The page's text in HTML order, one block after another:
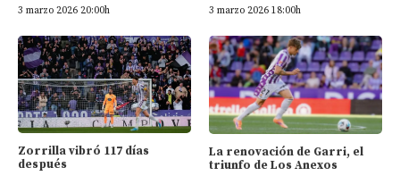
3 marzo 2026 20:00h 3 marzo 2026 18:00h
Zorrilla vibró 117 días
después
La renovación de Garri, el
triunfo de Los Anexos